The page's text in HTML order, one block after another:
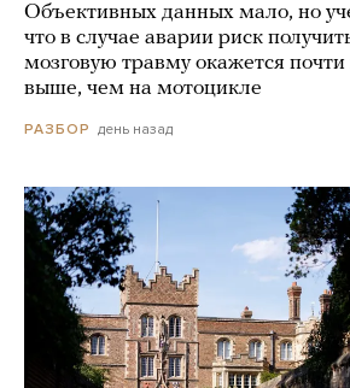
Объективных данных мало, но
что в случае аварии риск
мозговую травму окажется почти
выше, чем на мотоцикле
РАЗБОР день назад